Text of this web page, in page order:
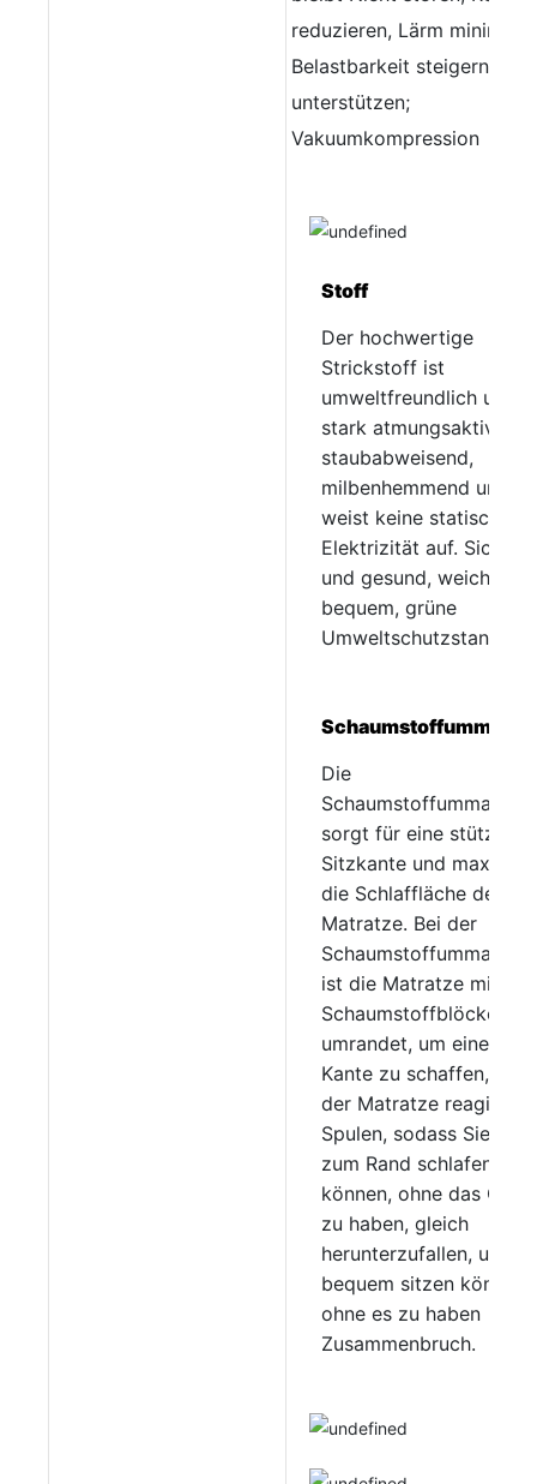
reduzieren, Lärm
Belastbarkeit steigern,
unterstützen;
Vakuumkompression
Stoff
Der hochwertige
Strickstoff ist
umweltfreundlich und
stark atmungsaktiv,
staubabweisend,
milbenhemmend und
weist keine statische
Elektrizität auf. Sicher
und gesund, weich und
bequem, grüne
Die
sorgt für eine
Sitzkante und
die Schlaffläche der
Matratze. Bei der
ist die Matratze mit
Schaumstoffblöcken
umrandet, um eine
Kante zu schaffen, die
der Matratze reagiert
Spulen, sodass Sie bis
zum Rand schlafen
können, ohne das
zu haben, gleich
herunterzufallen, und
bequem sitzen können,
ohne es zu haben
Zusammenbruch.